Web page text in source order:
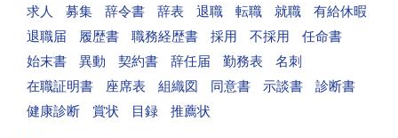
求人
募集 辞令書 辞表 退職 転職 就職
有給休暇
退職届
履歴書 職務経歴書 採用 不採用
任命書
始末書
異動 契約書 辞任届 勤務表
名刺
在職証明書
座席表 組織図 同意書 示談書
診断書
健康診断
賞状 目録 推薦状